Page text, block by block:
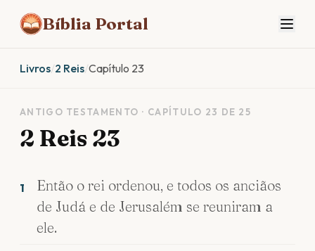
Bíblia Portal
Livros/2 Reis/Capítulo 23
ANTIGO TESTAMENTO · CAPÍTULO 23 DE 25
2 Reis 23
1
Então o rei ordenou, e todos os anciãos
de Judá e de Jerusalém se reuniram a
ele.